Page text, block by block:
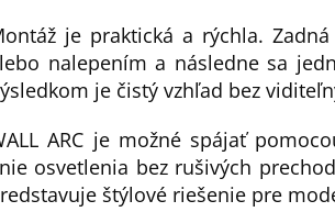
je praktická a rýchla.
nalepením a následne sa
je čistý vzhľad bez
ARC je možné spájať
osvetlenia bez rušivých
štýlové riešenie pre